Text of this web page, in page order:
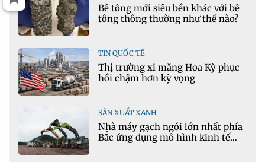
Bê tông mới siêu bền khác với bê
tông thông thường như thế nào?
TIN QUỐC TẾ
Thị trường xi măng Hoa Kỳ phục
hồi chậm hơn kỳ vọng
SẢN XUẤT XANH
Nhà máy gạch ngói lớn nhất phía
Bắc ứng dụng mô hình kinh tế